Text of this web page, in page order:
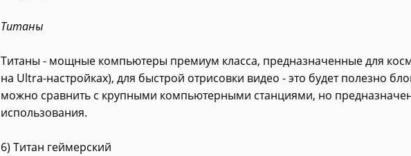
Титаны
Титаны - мощные компьютеры премиум класса, предназначенные для
на Ultra-настройках), для быстрой отрисовки видео - это будет полезно
можно сравнить с крупными компьютерными станциями, но
использования.
6) Титан геймерский